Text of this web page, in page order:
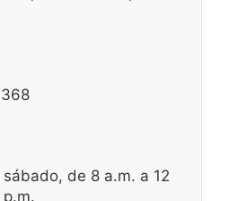
sábado, de 8 a.m. a 12
p.m.